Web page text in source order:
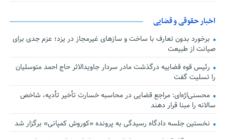
اخبار حقوقی و قضایی
برخورد بدون تعارف با ساخت‌ و سازهای غیرمجاز در یزد؛ عزم جدی برای
صیانت از طبیعت
رئیس قوه قضاییه درگذشت مادر سردار جاویدالاثر حاج احمد متوسلیان
را تسلیت گفت
محسنی‌اژه‌ای: مراجع قضایی در محاسبه خسارت تأخیر تأدیه، شاخص
سالانه را مبنا قرار دهند
نخستین جلسه دادگاه رسیدگی به پرونده «کوروش کمپانی» برگزار شد